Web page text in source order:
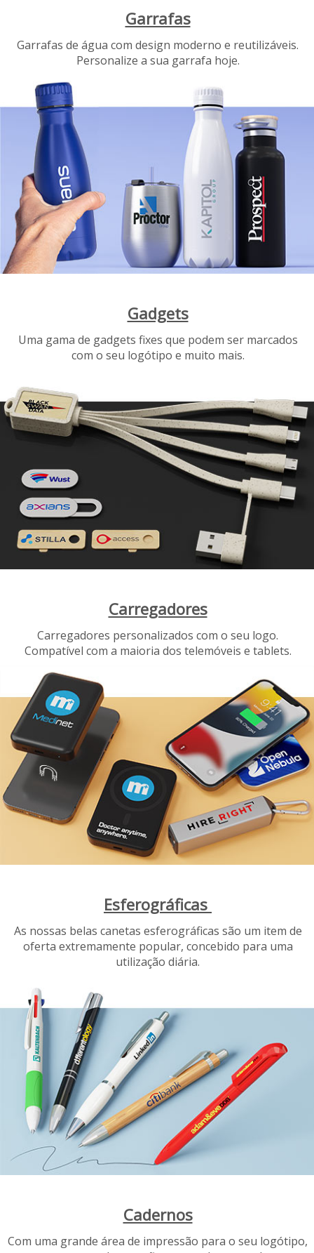
Garrafas
Garrafas de água com design moderno e reutilizáveis.
Personalize a sua garrafa hoje.
Gadgets
Uma gama de gadgets fixes que podem ser marcados
com o seu logótipo e muito mais.
Carregadores
Carregadores personalizados com o seu logo.
Compatível com a maioria dos telemóveis e tablets.
Esferográficas
As nossas belas canetas esferográficas são um item de
oferta extremamente popular, concebido para uma
utilização diária.
Cadernos
Com uma grande área de impressão para o seu logótipo,